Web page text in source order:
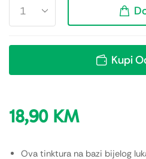
Kupi
18,90 KM
Ova tinktura na bazi bijelog